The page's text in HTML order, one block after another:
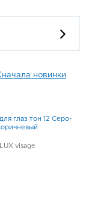
новинки
глаз тон 12 Серо-
LUX visage